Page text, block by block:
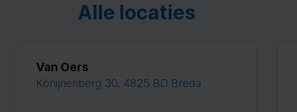
Alle locaties
Van Oers
Konijnenberg 30, 4825 BD Breda